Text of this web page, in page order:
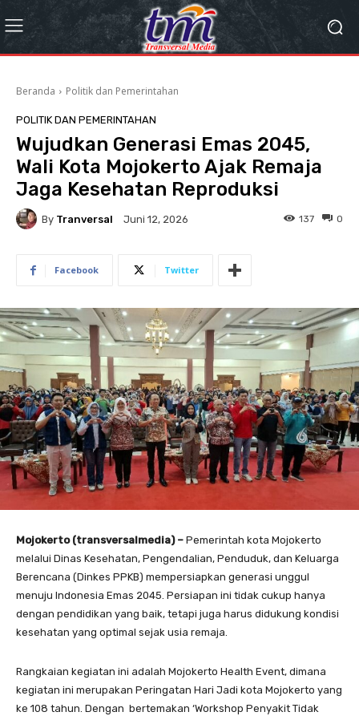
Beranda Politik dan Pemerintahan
POLITIK DAN PEMERINTAHAN
Wujudkan Generasi Emas 2045,
Wali Kota Mojokerto Ajak Remaja
Jaga Kesehatan Reproduksi
By Tranversal Juni 12, 2026 0
137
Facebook Twitter
Mojokerto (transversalmedia) – Pemerintah kota Mojokerto
melalui Dinas Kesehatan, Pengendalian, Penduduk, dan Keluarga
Berencana (Dinkes PPKB) mempersiapkan generasi unggul
menuju Indonesia Emas 2045. Persiapan ini tidak cukup hanya
dengan pendidikan yang baik, tetapi juga harus didukung kondisi
kesehatan yang optimal sejak usia remaja.
Rangkaian kegiatan ini adalah Mojokerto Health Event, dimana
kegiatan ini merupakan Peringatan Hari Jadi kota Mojokerto yang
ke 108 tahun. Dengan bertemakan ‘Workshop Penyakit Tidak